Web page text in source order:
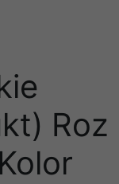
Roz